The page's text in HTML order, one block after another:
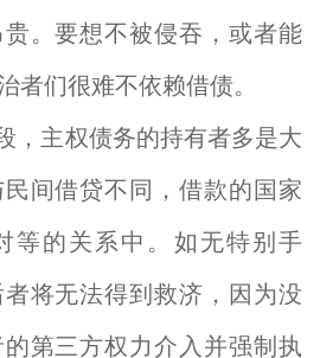
。要想不被侵吞，或者能
者们很难不依赖借债。
，主权债务的持有者多是大
间借贷不同，借款的国家
等的关系中。如无特别手
将无法得到救济，因为没
第三方权力介入并强制执